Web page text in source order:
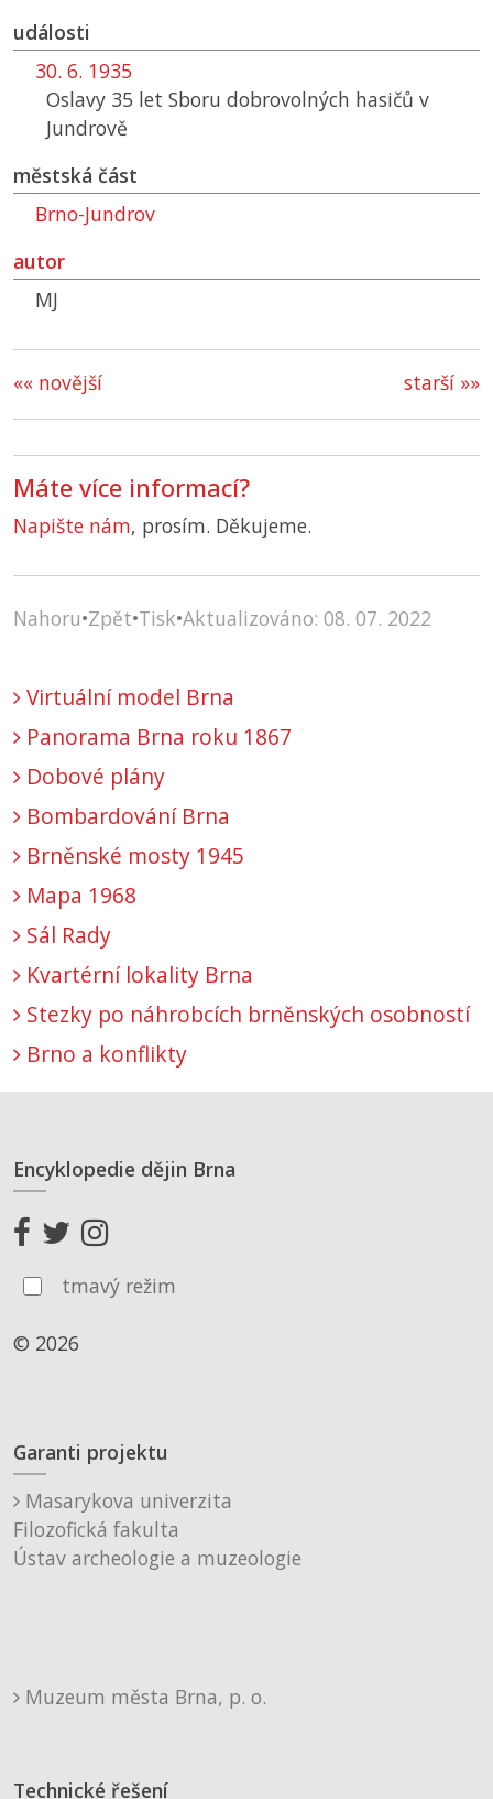
události
30. 6. 1935
Oslavy 35 let Sboru dobrovolných hasičů v
Jundrově
městská část
Brno-Jundrov
autor
MJ
starší »»
«« novější
Máte více informací?
Napište nám, prosím. Děkujeme.
Nahoru•Zpět•Tisk•Aktualizováno: 08. 07. 2022
Virtuální model Brna
Panorama Brna roku 1867
Dobové plány
Bombardování Brna
Brněnské mosty 1945
Mapa 1968
Sál Rady
Kvartérní lokality Brna
Stezky po náhrobcích brněnských osobností
Brno a konflikty
Encyklopedie dějin Brna
tmavý režim
© 2026
Garanti projektu
Masarykova univerzita
Filozofická fakulta
Ústav archeologie a muzeologie
Muzeum města Brna, p. o.
Technické řešení